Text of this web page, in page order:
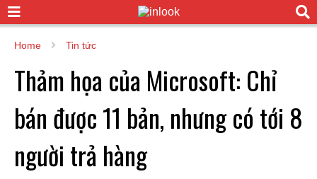
Home Tin tức
Thảm họa của Microsoft: Chỉ
bán được 11 bản, nhưng có tới 8
người trả hàng